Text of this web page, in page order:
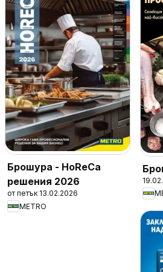
Брошура - HoReCa
решения 2026
от петък 13.02.2026
METRO